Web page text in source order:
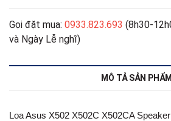
Gọi đặt mua: 0933.823.693 (8h30-
và Ngày Lễ nghĩ)
MÔ TẢ SẢN PHẨM
Loa Asus X502 X502C X502CA